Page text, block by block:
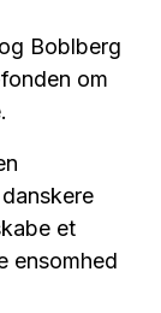
Boblberg
om
et
ensomhed